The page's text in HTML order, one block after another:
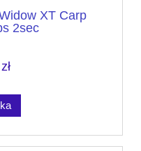
XT Carp
2sec